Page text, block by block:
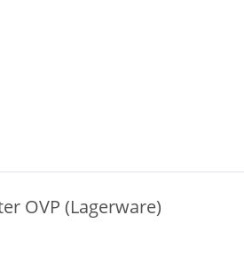
OVP (Lagerware)